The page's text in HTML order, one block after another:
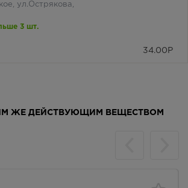
ул.Острякова,
3 шт.
34.00 Р
ЖЕ ДЕЙСТВУЮЩИМ ВЕЩЕСТВОМ